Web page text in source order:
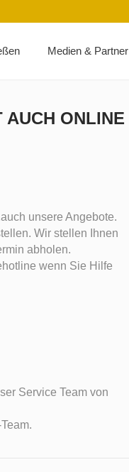
Medien & Partner
AUCH ONLINE
unsere Angebote.
Wir stellen Ihnen
abholen.
wenn Sie Hilfe
Service Team von